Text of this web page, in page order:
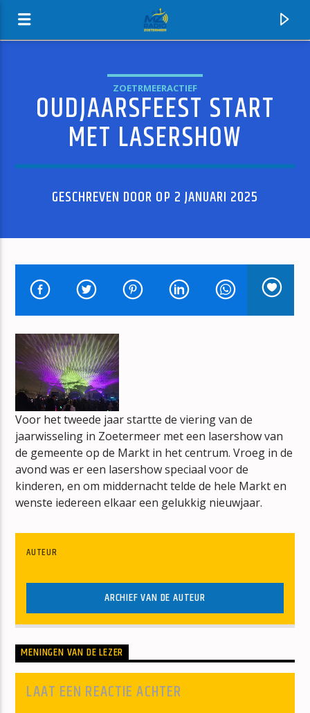
MZ-RADIO
HUIDIG NUMMER
DE JUKEBOX
WIM DE MULDER
mz-radio
ZOETRMEERACTIEF
OUDJAARSFEEST START
MET LASERSHOW
GESCHREVEN DOOR OP 2 JANUARI 2025
Voor het tweede jaar startte de viering van de
jaarwisseling in Zoetermeer met een lasershow van
de gemeente op de Markt in het centrum. Vroeg in de
avond was er een lasershow speciaal voor de
kinderen, en om middernacht telde de hele Markt en
wenste iedereen elkaar een gelukkig nieuwjaar.
AUTEUR
ARCHIEF VAN DE AUTEUR
MENINGEN VAN DE LEZER
LAAT EEN REACTIE ACHTER